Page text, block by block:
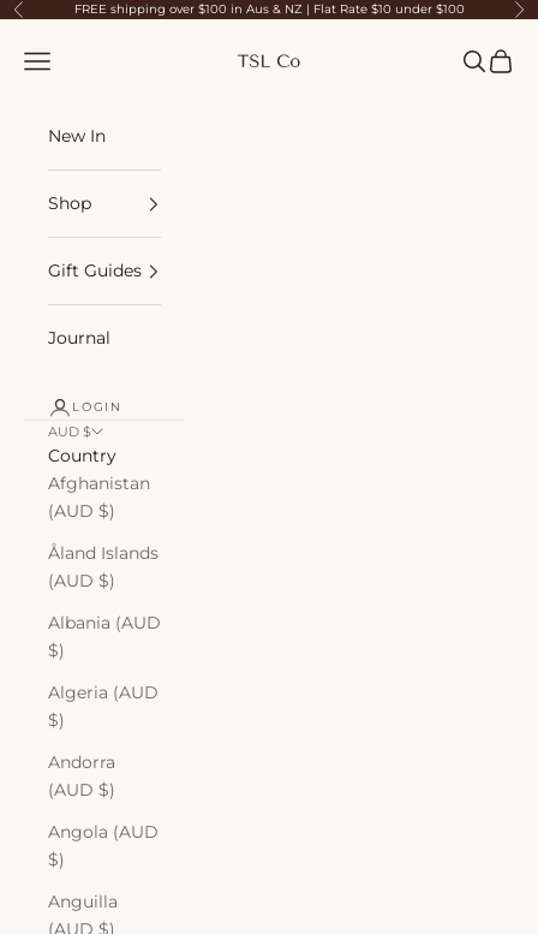
Skip to content
Previous FREE shipping over $100 in Aus & NZ | Flat Rate $10 under $100
TSL Co
Navigation menu Search
Cart
New In
Shop
Gift Guides
Journal
LOGIN
AUD $
Country
Afghanistan
(AUD $)
Åland Islands
(AUD $)
Albania (AUD
$)
Algeria (AUD
$)
Andorra
(AUD $)
Angola (AUD
$)
Anguilla
(AUD $)